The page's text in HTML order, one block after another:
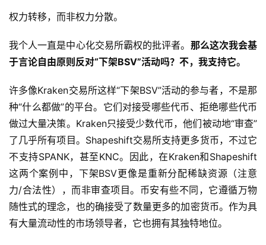
权力转移，而非权力分散。
我个人一直是中心化交易所霸权的批评者。 那么这次我会基
于言论自由原则反对“下架BSV”活动吗？ 不，我支持它。
许多像Kraken交易所这样“下架BSV”活动的参与者，不是那
种“什么都做”的平台。它们对接受哪些代币、拒绝哪些代币
做过大量决策。Kraken只接受少数代币，他们被动地“审查”
了几乎所有项目。Shapeshift交易所支持更多货币，不过它
不支持SPANK，甚至KNC。因此，在Kraken和Shapeshift
这两个案例中，下架BSV更像是重新分配稀缺资源（注意
力/合法性），而非审查项目。币安有些不同，它遵循万物
随性式的理念，也的确接受了数量更多的加密货币。作为具
有大量流动性的市场领导者，它也拥有其独特地位。